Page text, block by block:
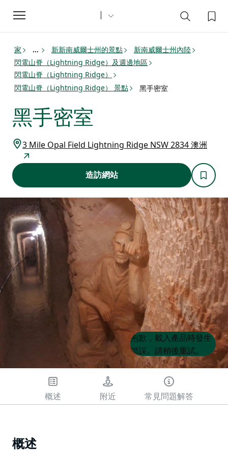
Toggle
navigation
家 ... 新新南威爾士州的景點
新南威爾士州內陸
閃電山脊（Lightning Ridge）及週邊地區
閃電山脊（Lightning Ridge）
閃電山脊（Lightning Ridge） 景點
黑手密室
黑手密室
3 Mile Opal Field Lightning Ridge NSW 2834 澳洲
造訪網站
Product
List
Product
List
抱歉，載入產品時發生
錯誤。請稍後重試。
概述 附近 常見問題解答
概述